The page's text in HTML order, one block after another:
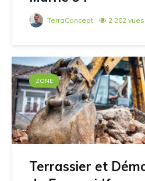
TerraConcept 2 202 vues
ZONE
Terrassier et